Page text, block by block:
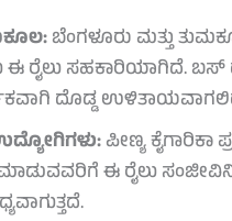
ಬೆಂಗಳೂರು ಮತ್ತು
ಈ ರೈಲು ಸಹಕಾರಿಯಾಗಿದೆ.
ದೊಡ್ಡ
ಪೀಣ್ಯ ಕೈಗಾರಿಕಾ
ಈ ರೈಲು